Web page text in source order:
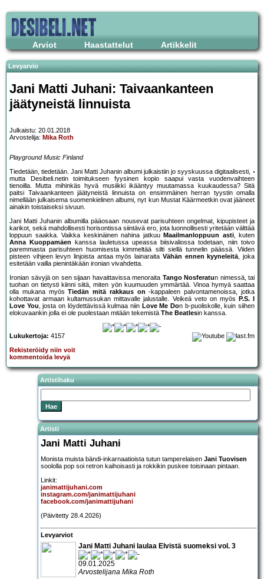
Arviot Haastattelut Artikkelit
Levyarvio
Jani Matti Juhani: Taivaankanteen
jäätyneistä linnuista
Julkaistu: 20.01.2018
Arvostelija: Mika Roth
Playground Music Finland
Tiedetään, tiedetään. Jani Matti Juhanin albumi julkaistiin jo syyskuussa digitaalisesti,
mutta Desibeli.netin toimitukseen fyysinen kopio saapui vasta vuodenvaihteen
tienoilla. Mutta mihinkäs hyvä musiikki ikääntyy muutamassa kuukaudessa? Sitä
paitsi Taivaankanteen jäätyneistä linnuista on ensimmäinen herran tyystin omalla
nimellään julkaisema suomenkielinen albumi, nyt kun Mustat Käärmeetkin ovat jääneet
ainakin toistaiseksi sivuun.
Jani Matti Juhanin albumilla pääosaan nousevat parisuhteen ongelmat, kipupisteet ja
karikot, sekä mahdollisesti horisontissa siintävä ero, jota luonnollisesti yritetään välttää
loppuun saakka. Vaikka keskinäinen nahina jatkuu Maailmanloppuun asti, kuten
Anna Kuoppamäen kanssa lauletussa upeassa biisivaliossa todetaan, niin toivo
paremmasta parisuhteen huomisesta kimmeltää silti siellä tunnelin päässä. Viiden
pisteen vihjeen levyn linjoista antaa myös lainaraita Vähän ennen kyyneleitä, joka
esitetään vailla pienintäkään ironian vivahdetta.
Ironian sävyjä on sen sijaan havaittavissa menoraita Tango Nosferatun nimessä, tai
tuohan on tietysti kiinni siitä, miten yön kuumuuden ymmärtää. Vinoa hymyä saattaa
olla mukana myösTiedän mitä rakkaus on -kappaleen palvontamenoissa, jotka
kohottavat armaan kultamussukan mittavalle jalustalle. Veikeä veto on myös
P.S. I
Love You, josta on löydettävissä kulmaa niin Love Me Don b-puoliskolle, kuin siihen
elokuvaankin jolla ei ole puolestaan mitään tekemistä The Beatlesin kanssa.
Lukukertoja: 4157
Rekisteröidy niin voit
kommentoida levyä
Artistihaku
Artisti
Jani Matti Juhani
Monista muista bändi-inkarnaatioista tutun tamperelaisen Jani Tuovisen
soololla pop soi retron kaihoisasti ja rokkikin puskee toisinaan pintaan.
Linkit:
janimattijuhani.com
instagram.com/janimattijuhani
facebook.com/janimattijuhani
(Päivitetty 28.4.2026)
Levyarviot
Jani Matti Juhani laulaa Elvistä suomeksi vol. 3
09.01.2025
Arvostelijana Mika Roth